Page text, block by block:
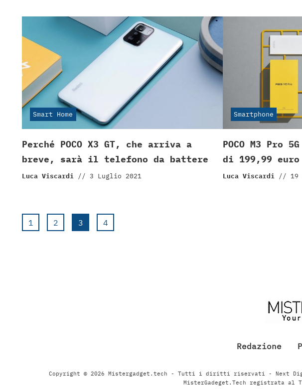
Smart Home
Perché POCO X3 GT, che arriva a
breve, sarà il telefono da battere
Luca Viscardi // 3 Luglio 2021
Smartphone
POCO M3
di 199,99 euro
Luca Viscardi // 19
1 2 3 4
Redazione
Copyright © 2026 Mistergadget.tech - Tutti i diritti riservati - Next
MisterGadeget.Tech registrata al